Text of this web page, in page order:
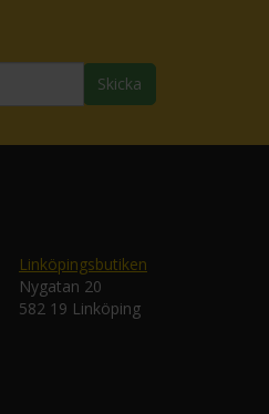
Skicka
Linköpingsbutiken
Nygatan 20
582 19 Linköping